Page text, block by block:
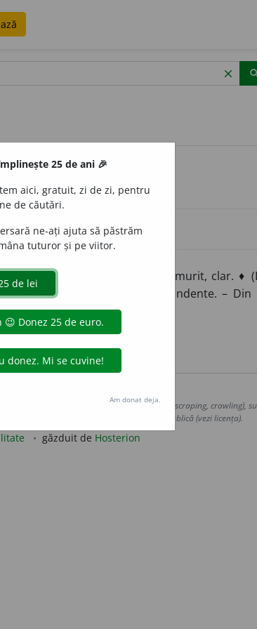
clear
exprimat limpede; deslușit, lămurit, clar. ♦
numai variabilele independente. – Din
orice metode de extragere automată (web scraping, crawling),
de date oferite oficial spre utilizare publică (vezi licența).
găzduit de Hosterion
25 de ani 🎉
aici, gratuit, zi de zi, pentru
de căutări.
ne-ați ajuta să păstrăm
tuturor și pe viitor.
Am donat deja.